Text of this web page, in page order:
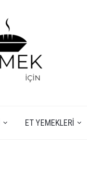
ET YEMEKLERI